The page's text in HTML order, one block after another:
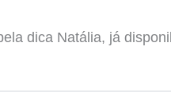
dica Natália, já